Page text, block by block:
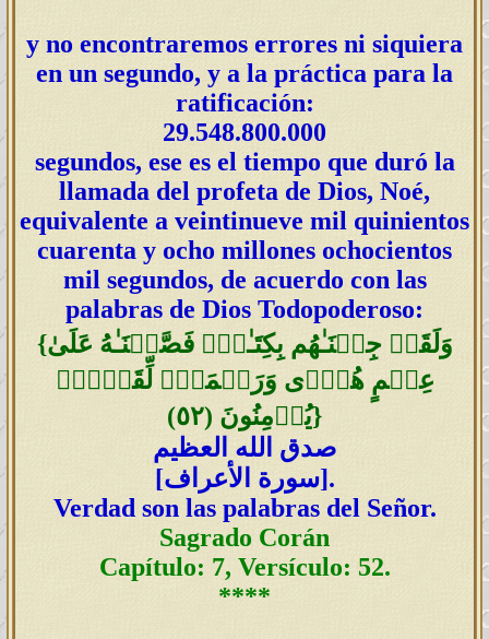
y no encontraremos errores ni siquiera
en un segundo, y a la práctica para la
ratificación:
29.548.800.000
segundos, ese es el tiempo que duró la
llamada del profeta de Dios, Noé,
equivalente a veintinueve mil quinientos
cuarenta y ocho millones ochocientos
mil segundos, de acuerdo con las
palabras de Dios Todopoderoso:
{وَلَقَدۡ جِئۡنَـٰهُم بِكِتَـٰبٍ۬ فَصَّلۡنَـٰهُ عَلَىٰ
عِلۡمٍ هُدً۬ى وَرَحۡمَةً۬ لِّقَوۡمٍ۬
يُؤۡمِنُونَ (٥٢)
}
صدق الله العظيم
[سورة الأعراف].
Verdad son las palabras del Señor.
Sagrado Corán
Capítulo: 7, Versículo: 52.
****